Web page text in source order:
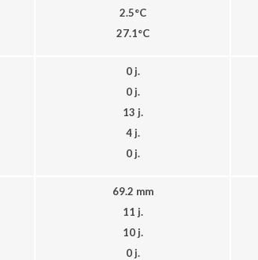
2.5°C
27.1°C
0 j.
0 j.
13 j.
4 j.
0 j.
69.2 mm
11 j.
10 j.
0 j.